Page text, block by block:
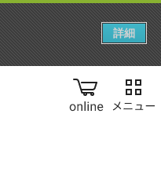
online
詳細